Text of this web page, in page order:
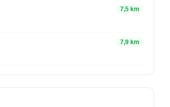
7,5 km
7,9 km